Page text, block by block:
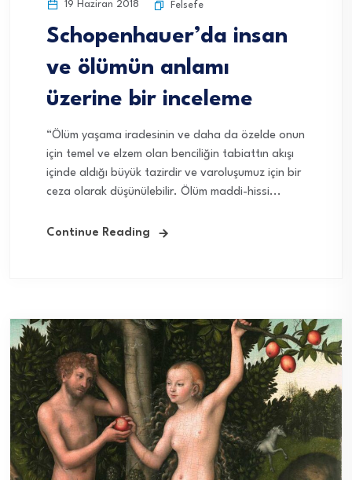
19 Haziran 2018 Felsefe
Schopenhauer’da insan
ve ölümün anlamı
üzerine bir inceleme
“Ölüm yaşama iradesinin ve daha da özelde onun
için temel ve elzem olan benciliğin tabiattın akışı
içinde aldığı büyük tazirdir ve varoluşumuz için bir
ceza olarak düşünülebilir. Ölüm maddi-hissi...
Continue Reading